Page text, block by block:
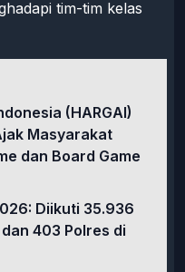
tim-tim kelas
(HARGAI)
Masyarakat
dan Board Game
Diikuti 35.936
403 Polres di